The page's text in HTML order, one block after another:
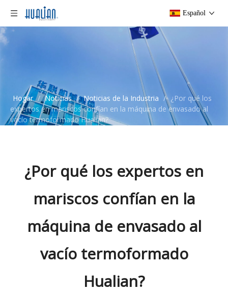
Español
Hogar / Noticias / Noticias de la Industria / ¿Por qué los
expertos en mariscos confían en la máquina de envasado al
vacío termoformado Hualian?
¿Por qué los expertos en
mariscos confían en la
máquina de envasado al
vacío termoformado
Hualian?